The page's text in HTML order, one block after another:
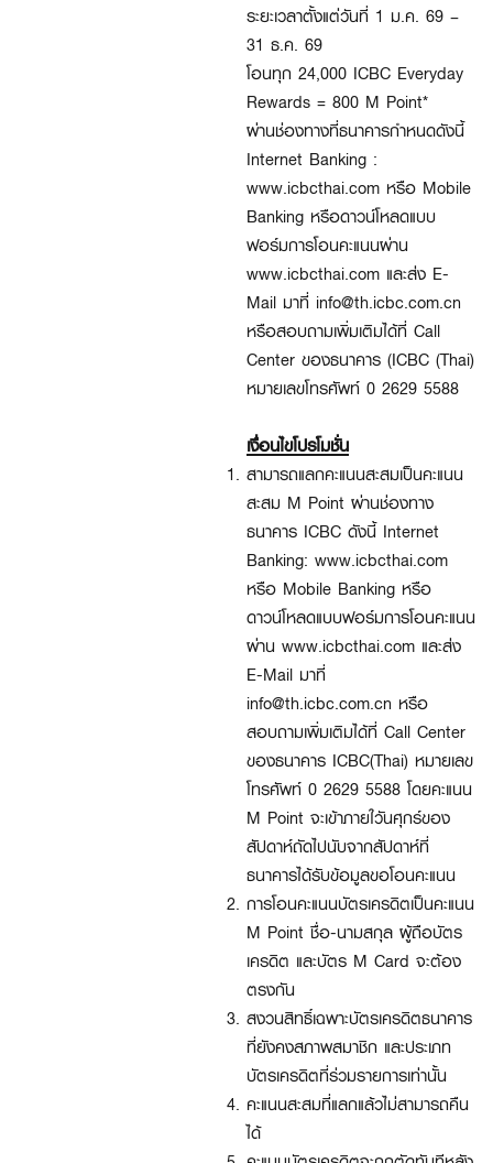
ระยะเวลาตั้งแต่วันที่ 1 ม.ค. 69 –
31 ธ.ค. 69
โอนทุก 24,000 ICBC Everyday
Rewards = 800 M Point*
ผ่านช่องทางที่ธนาคารกำหนดดังนี้
Internet Banking :
www.icbcthai.com หรือ Mobile
Banking หรือดาวน์โหลดแบบ
ฟอร์มการโอนคะแนนผ่าน
www.icbcthai.com และส่ง E-
Mail มาที่ info@th.icbc.com.cn
หรือสอบถามเพิ่มเติมได้ที่ Call
Center ของธนาคาร (ICBC (Thai)
หมายเลขโทรศัพท์ 0 2629 5588
เงื่อนไขโปรโมชั่น
สามารถแลกคะแนนสะสมเป็นคะแนน
สะสม M Point ผ่านช่องทาง
ธนาคาร ICBC ดังนี้ Internet
Banking: www.icbcthai.com
หรือ Mobile Banking หรือ
ดาวน์โหลดแบบฟอร์มการโอนคะแนน
ผ่าน www.icbcthai.com และส่ง
E-Mail มาที่
info@th.icbc.com.cn หรือ
สอบถามเพิ่มเติมได้ที่ Call Center
ของธนาคาร ICBC(Thai) หมายเลข
โทรศัพท์ 0 2629 5588 โดยคะแนน
M Point จะเข้าภายใวันศุกร์ของ
สัปดาห์ถัดไปนับจากสัปดาห์ที่
ธนาคารได้รับข้อมูลขอโอนคะแนน
การโอนคะแนนบัตรเครดิตเป็นคะแนน
M Point ชื่อ-นามสกุล ผู้ถือบัตร
เครดิต และบัตร M Card จะต้อง
ตรงกัน
สงวนสิทธิ์เฉพาะบัตรเครดิตธนาคาร
ที่ยังคงสภาพสมาชิก และประเภท
บัตรเครดิตที่ร่วมรายการเท่านั้น
คะแนนสะสมที่แลกแล้วไม่สามารถคืน
ได้